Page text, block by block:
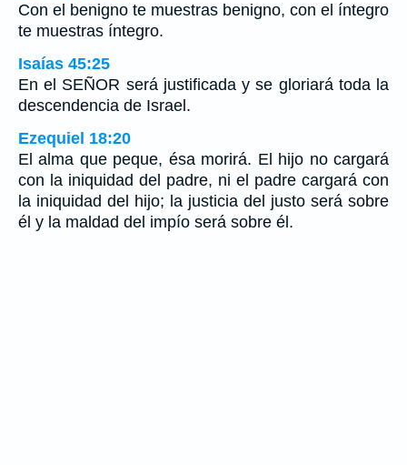
Con el benigno te muestras benigno, con el íntegro
te muestras íntegro.
Isaías 45:25
En el SEÑOR será justificada y se gloriará toda la
descendencia de Israel.
Ezequiel 18:20
El alma que peque, ésa morirá. El hijo no cargará
con la iniquidad del padre, ni el padre cargará con
la iniquidad del hijo; la justicia del justo será sobre
él y la maldad del impío será sobre él.